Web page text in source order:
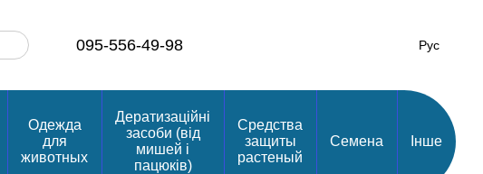
095-556-49-98 Рус
Одежда
для
животных
Дератизаційні
засоби (від
мишей і
пацюків)
Средства
защиты
растеный
Семена Інше